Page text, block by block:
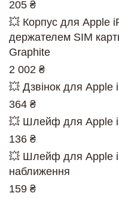
205 ₴
💥 Корпус для Apple
держателем SIM
Graphite
2 002 ₴
💥 Дзвінок для Apple
364 ₴
💥 Шлейф для Apple
136 ₴
💥 Шлейф для Apple
наближення
159 ₴